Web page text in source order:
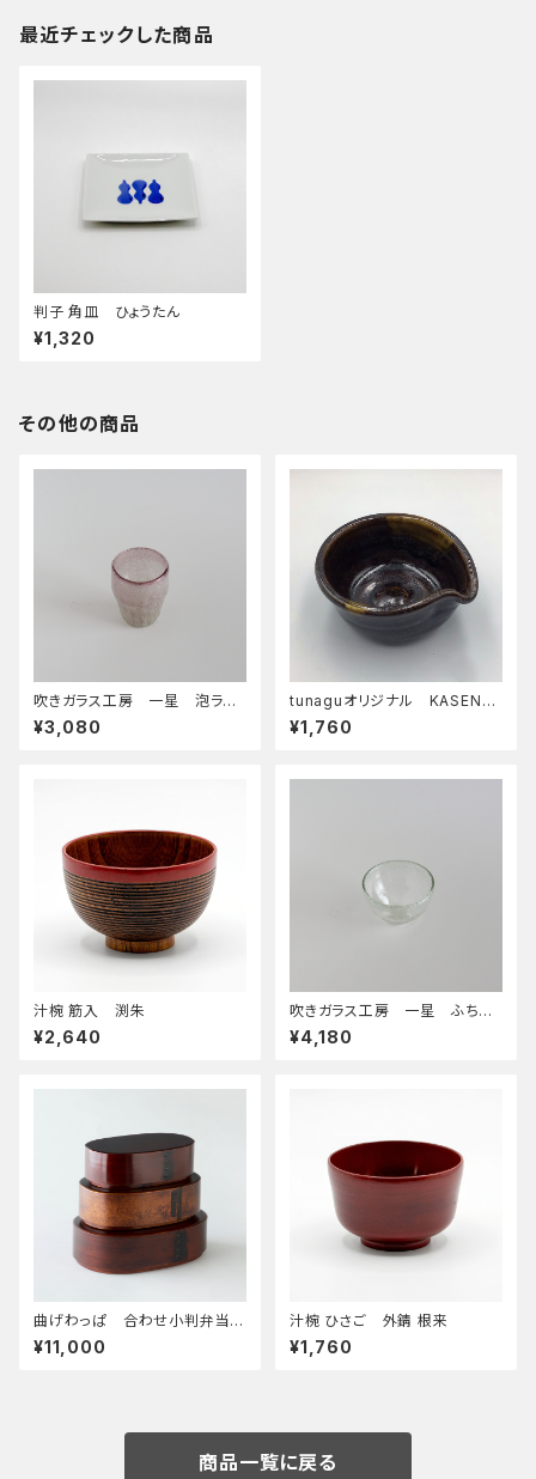
最近チェックした商品
判子 角皿 ひょうたん
¥1,320
その他の商品
吹きガラス工房 一星 泡ラサ
グラス
¥3,080
tunaguオリジナル KASEN
まが玉 小鉢 古瀬戸
¥1,760
汁椀 筋入 渕朱
¥2,640
吹きガラス工房 一星 ふち泡
玉 小鉢
¥4,180
曲げわっぱ 合わせ小判弁当
小
¥11,000
汁椀 ひさご 外錆 根来
¥1,760
商品一覧に戻る